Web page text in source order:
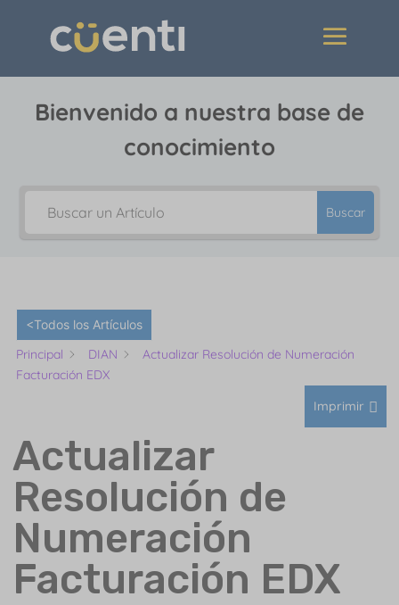
Bienvenido a nuestra base de
conocimiento
Buscar
<Todos los Artículos
Principal DIAN
Actualizar Resolución de Numeración
Facturación EDX
Imprimir
Actualizar
Resolución de
Numeración
Facturación EDX